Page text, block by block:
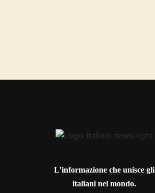
L’informazione che unisce gli
italiani nel mondo.